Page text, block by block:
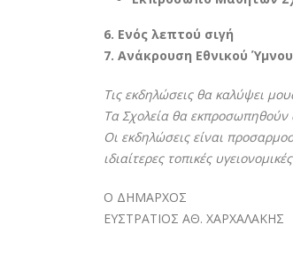
6. Ενός λεπτού σιγή
7. Ανάκρουση Εθνικού Ύμνου
Τις εκδηλώσεις θα καλύψει
Τα Σχολεία θα εκπροσωπηθούν
Οι εκδηλώσεις είναι
ιδιαίτερες τοπικές
Ο ΔΗΜΑΡΧΟΣ
ΕΥΣΤΡΑΤΙΟΣ ΑΘ. ΧΑΡΧΑΛΑΚΗΣ